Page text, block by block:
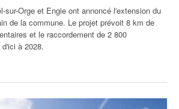
sur-Orge et Engie ont annoncé l'extension du
de la commune. Le projet prévoit 8 km de
et le raccordement de 2 800
à 2028.